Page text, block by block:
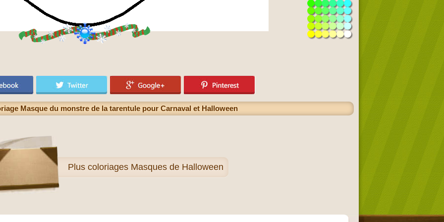
Masque du monstre de la tarentule pour Carnaval et Halloween
Plus coloriages Masques de Halloween